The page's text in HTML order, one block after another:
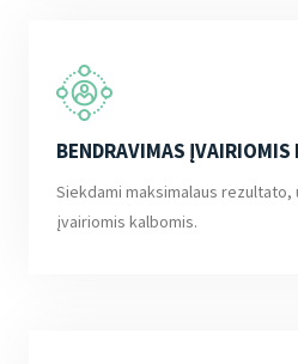
BENDRAVIMAS ĮVAIRIOMIS
Siekdami maksimalaus
įvairiomis kalbomis.